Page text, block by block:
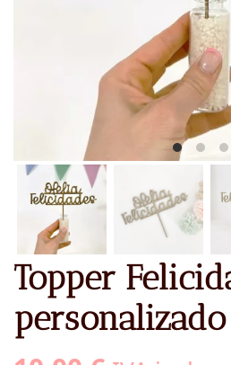
Topper
personalizado